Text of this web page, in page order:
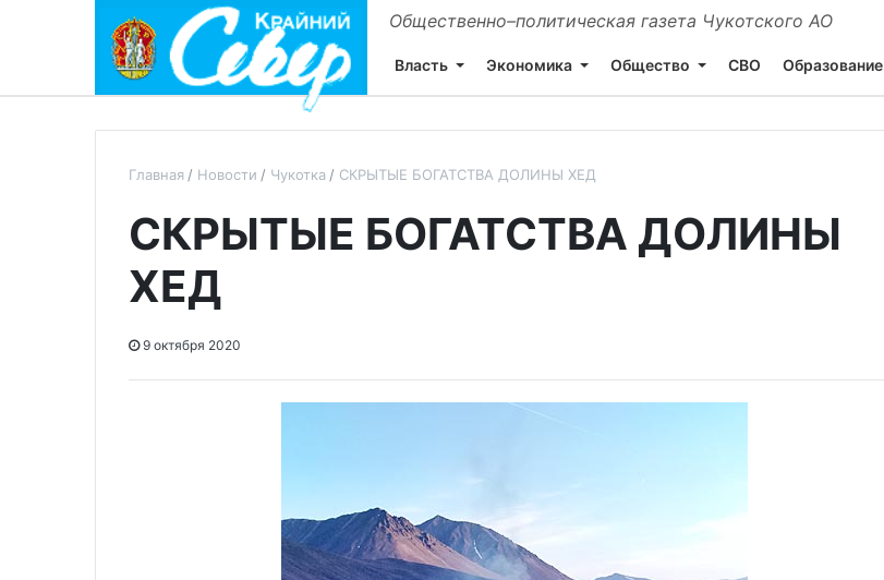
Общественно–политическая газета Чукотского АО
Власть Экономика Общество СВО Образование
Главная Новости Чукотка СКРЫТЫЕ БОГАТСТВА ДОЛИНЫ ХЕД
СКРЫТЫЕ БОГАТСТВА ДОЛИНЫ
ХЕД
9 октября 2020